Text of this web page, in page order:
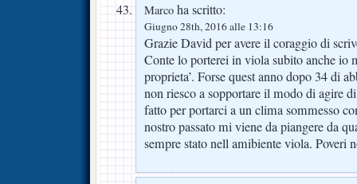
Marco ha scritto:
Giugno 28th, 2016 alle 13:16
Grazie David per avere il coraggio di
Conte lo porterei in viola subito anche io
proprieta’. Forse quest anno dopo 34 di
non riesco a sopportare il modo di agire
fatto per portarci a un clima sommesso
nostro passato mi viene da piangere da
sempre stato nell amibiente viola. Poveri